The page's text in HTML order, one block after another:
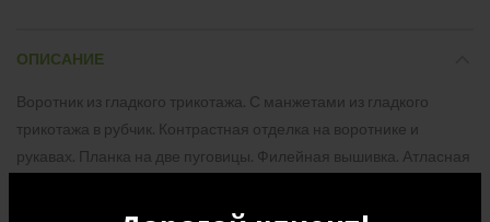
ОПИСАНИЕ
Воротник из гладкого трикотажа. С манжетами из гладкого
трикотажа в рубчик. Контрастная отделка на воротнике и
рукавах. Планка на две пуговицы. Филейная вышивка. Атласная
форме полумесяца. Передний плечевой шов выполнен